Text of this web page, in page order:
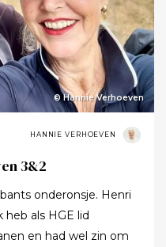
© Hannie Verhoeven
HANNIE VERHOEVEN
3&2
als HGE lid
en had wel zin om